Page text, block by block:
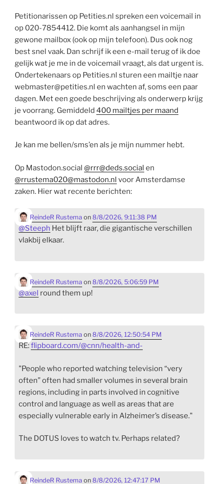
Petitionarissen op Petities.nl spreken een voicemail in
op 020-7854412. Die komt als aanhangsel in mijn
gewone mailbox (ook op mijn telefoon). Dus ook nog
best snel vaak. Dan schrijf ik een e-mail terug of ik doe
gelijk wat je me in de voicemail vraagt, als dat urgent is.
Ondertekenaars op Petities.nl sturen een mailtje naar
webmaster@petities.nl en wachten af, soms een paar
dagen. Met een goede beschrijving als onderwerp krijg
je voorrang. Gemiddeld 400 mailtjes per maand
beantwoord ik op dat adres.
Je kan me bellen/sms’en als je mijn nummer hebt.
Op Mastodon.social @rrr@deds.social en
@rrustema020@mastodon.nl voor Amsterdamse
zaken. Hier wat recente berichten:
ReindeR Rustema on 8/8/2026, 9:11:38 PM
@Steeph Het blijft raar, die gigantische verschillen
vlakbij elkaar.
ReindeR Rustema on 8/8/2026, 5:06:59 PM
@axel round them up!
ReindeR Rustema on 8/8/2026, 12:50:54 PM
RE:flipboard.com/@cnn/health-and-
"People who reported watching television “very
often” often had smaller volumes in several brain
regions, including in parts involved in cognitive
control and language as well as areas that are
especially vulnerable early in Alzheimer’s disease."
The DOTUS loves to watch tv. Perhaps related?
ReindeR Rustema on 8/8/2026, 12:47:17 PM